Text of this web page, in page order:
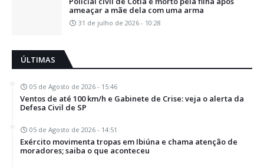
ameaçar a mãe dela com uma arma
31 de julho de 2026 - 10:28
ÚLTIMAS
05 de Agosto de 2026 - 15:46
Ventos de até 100 km/h e Gabinete de Crise: veja o alerta da
Defesa Civil de SP
05 de Agosto de 2026 - 14:51
Exército movimenta tropas em Ibiúna e chama atenção de
moradores; saiba o que aconteceu